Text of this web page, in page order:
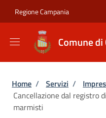
Regione Campania
Comune
Briciole di
Home / Servizi /
Cancellazione dal registro
marmisti